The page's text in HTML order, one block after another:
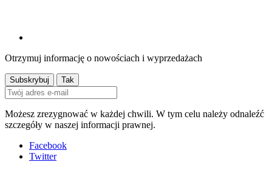
Otrzymuj informację o nowościach i wyprzedażach
Możesz zrezygnować w każdej chwili. W tym celu należy odnaleźć
szczegóły w naszej informacji prawnej.
Facebook
Twitter